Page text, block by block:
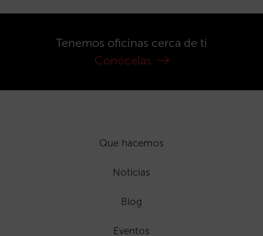
Tenemos oficinas cerca de ti
Conócelas
Que hacemos
Noticias
Blog
Eventos